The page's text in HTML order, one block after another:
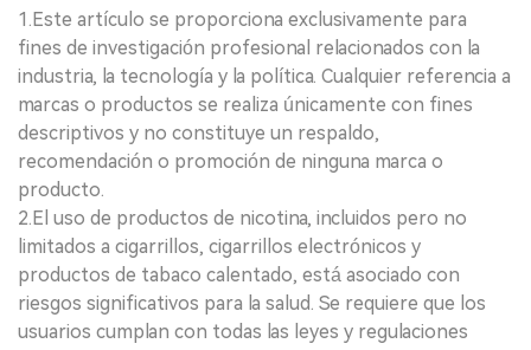
1.Este artículo se proporciona exclusivamente para
fines de investigación profesional relacionados con la
industria, la tecnología y la política. Cualquier referencia a
marcas o productos se realiza únicamente con fines
descriptivos y no constituye un respaldo,
recomendación o promoción de ninguna marca o
producto.
2.El uso de productos de nicotina, incluidos pero no
limitados a cigarrillos, cigarrillos electrónicos y
productos de tabaco calentado, está asociado con
riesgos significativos para la salud. Se requiere que los
usuarios cumplan con todas las leyes y regulaciones